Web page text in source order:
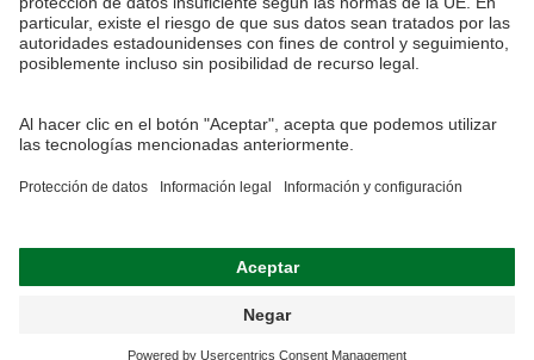
Formulario de contacto
Información legal
Diseño y Realización+ | LOUISINTERNET